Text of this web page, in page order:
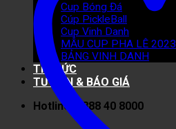
Cup Bóng Đá
Cúp PickleBall
Cup Vinh Danh
MẪU CUP PHA LÊ 2023
BẢNG VINH DANH
TIN TỨC
TƯ VẤN & BÁO GIÁ
Hotline: 0888 40 8000